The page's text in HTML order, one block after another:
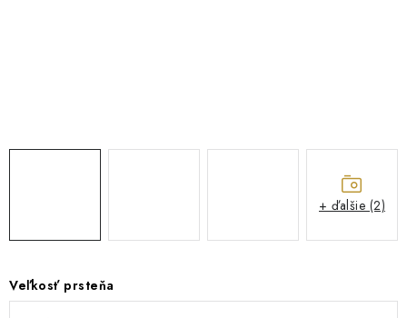
Veľkosť prsteňa
+ ďalšie (2)